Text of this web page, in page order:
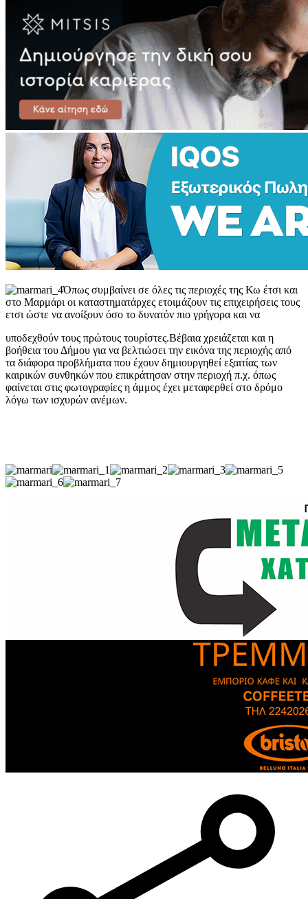
Όπως συμβαίνει σε όλες τις περιοχές της Κω έτσι και
στο Μαρμάρι οι καταστηματάρχες ετοιμάζουν τις επιχειρήσεις τους
ετσι ώστε να ανοίξουν όσο το δυνατόν πιο γρήγορα και να
υποδεχθούν τους πρώτους τουρίστες.Βέβαια χρειάζεται και η
βοήθεια του Δήμου για να βελτιώσει την εικόνα της περιοχής από
τα διάφορα προβλήματα που έχουν δημιουργηθεί εξαιτίας των
καιρικών συνθηκών που επικράτησαν στην περιοχή π.χ. όπως
φαίνεται στις φωτογραφίες η άμμος έχει μεταφερθεί στο δρόμο
λόγω των ισχυρών ανέμων.